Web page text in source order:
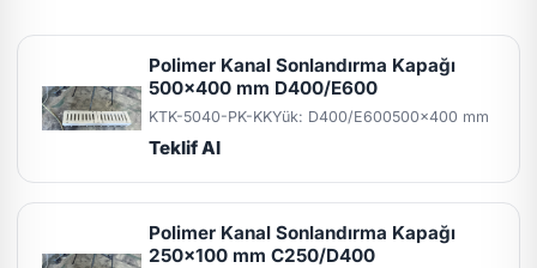
Polimer Kanal Sonlandırma Kapağı
500x400 mm D400/E600
KTK-5040-PK-KKYük: D400/E600500x400 mm
Teklif Al
Polimer Kanal Sonlandırma Kapağı
250x100 mm C250/D400